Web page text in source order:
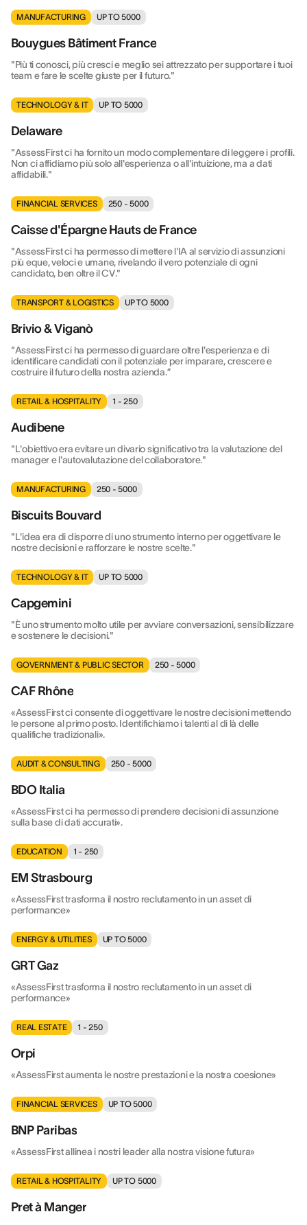
MANUFACTURING UP TO 5000
Bouygues Bâtiment France
"Più ti conosci, più cresci e meglio sei attrezzato per supportare i tuoi
team e fare le scelte giuste per il futuro."
TECHNOLOGY & IT UP TO 5000
Delaware
"AssessFirst ci ha fornito un modo complementare di leggere i profili.
Non ci affidiamo più solo all'esperienza o all'intuizione, ma a dati
affidabili."
FINANCIAL SERVICES 250 - 5000
Caisse d'Épargne Hauts de France
"AssessFirst ci ha permesso di mettere l'IA al servizio di assunzioni
più eque, veloci e umane, rivelando il vero potenziale di ogni
candidato, ben oltre il CV."
TRANSPORT & LOGISTICS UP TO 5000
Brivio & Viganò
“AssessFirst ci ha permesso di guardare oltre l'esperienza e di
identificare candidati con il potenziale per imparare, crescere e
costruire il futuro della nostra azienda.”
RETAIL & HOSPITALITY 1 - 250
Audibene
"L'obiettivo era evitare un divario significativo tra la valutazione del
manager e l'autovalutazione del collaboratore."
MANUFACTURING 250 - 5000
Biscuits Bouvard
"L'idea era di disporre di uno strumento interno per oggettivare le
nostre decisioni e rafforzare le nostre scelte."
TECHNOLOGY & IT UP TO 5000
Capgemini
"È uno strumento molto utile per avviare conversazioni, sensibilizzare
e sostenere le decisioni."
GOVERNMENT & PUBLIC SECTOR 250 - 5000
CAF Rhône
«AssessFirst ci consente di oggettivare le nostre decisioni mettendo
le persone al primo posto. Identifichiamo i talenti al di là delle
qualifiche tradizionali».
AUDIT & CONSULTING 250 - 5000
BDO Italia
«AssessFirst ci ha permesso di prendere decisioni di assunzione
sulla base di dati accurati».
EDUCATION 1 - 250
EM Strasbourg
«AssessFirst trasforma il nostro reclutamento in un asset di
performance»
ENERGY & UTILITIES UP TO 5000
GRT Gaz
«AssessFirst trasforma il nostro reclutamento in un asset di
performance»
REAL ESTATE 1 - 250
Orpi
«AssessFirst aumenta le nostre prestazioni e la nostra coesione»
FINANCIAL SERVICES UP TO 5000
BNP Paribas
«AssessFirst allinea i nostri leader alla nostra visione futura»
RETAIL & HOSPITALITY UP TO 5000
Pret à Manger